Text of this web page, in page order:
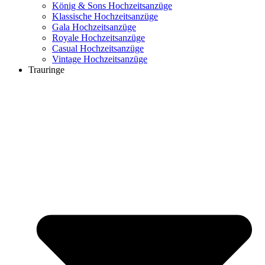
König & Sons Hochzeitsanzüge
Klassische Hochzeitsanzüge
Gala Hochzeitsanzüge
Royale Hochzeitsanzüge
Casual Hochzeitsanzüge
Vintage Hochzeitsanzüge
Trauringe